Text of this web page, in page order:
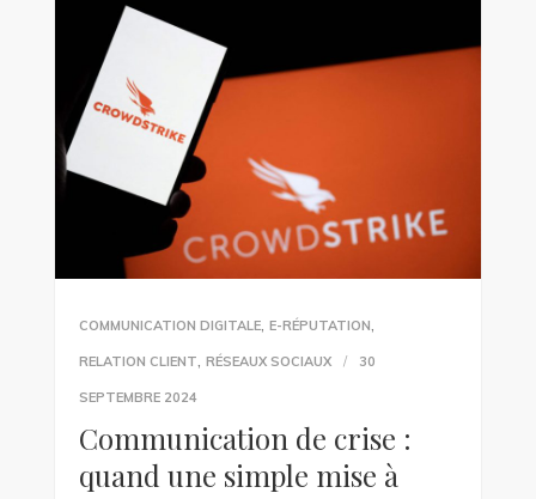
COMMUNICATION DIGITALE, E-RÉPUTATION,
RELATION CLIENT, RÉSEAUX SOCIAUX 30
SEPTEMBRE 2024
Communication de crise :
quand une simple mise à